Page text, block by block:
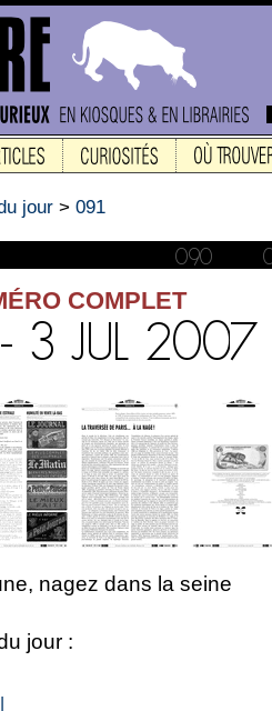
jour > 091
COMPLET
nagez dans la seine
jour :